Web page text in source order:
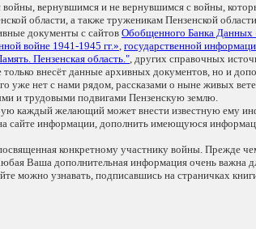
вернувшимся и не вернувшимся с войны,
области, а также труженикам Пензенской
документы с сайтов Обобщенного Банка
войне 1941-1945 гг.», государственной
Пензенская область.", других справочных
только внесёт данные архивных документов, но и
уже нет с нами рядом, рассказами о ныне живых
и трудовыми подвигами Пензенскую землю.
каждый желающий может внести известную ему
сайте информации, дополнить имеющуюся
конкретному участнику войны. Прежде
Ваша дополнительная информация очень важна
можно узнавать, подписавшись на страничках